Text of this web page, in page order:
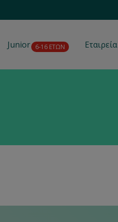
Junior 6-16 ΕΤΩΝ Εταιρεία